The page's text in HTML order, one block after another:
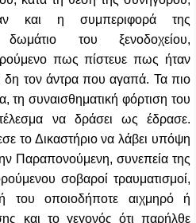
και η συμπεριφορά της
του ξενοδοχείου,
πως πίστευε πως ήταν
δη τον άντρα που αγαπά. Τα πιο
τη συναισθηματική φόρτιση του
να δράσει ως έδρασε.
το Δικαστήριο να λάβει υπόψη
Παραπονούμενη, συνεπεία της
σοβαροί τραυματισμοί,
του οποιοδήποτε αιχμηρό ή
και το γεγονός ότι παρήλθε